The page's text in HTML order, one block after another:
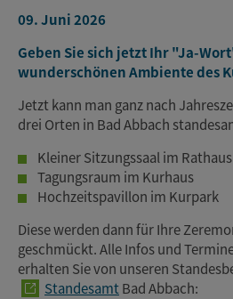
09. Juni 2026
Geben Sie sich jetzt Ihr "Ja-
wunderschönen Ambiente des
Jetzt kann man ganz nach
drei Orten in Bad Abbach
Kleiner Sitzungssaal im Rathaus
Tagungsraum im Kurhaus
Hochzeitspavillon im Kurpark
Diese werden dann für Ihre
geschmückt. Alle Infos und
erhalten Sie von unseren
StandesamtBad Abbach: